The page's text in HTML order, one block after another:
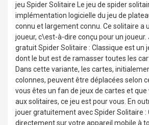
jeu Spider Solitaire Le jeu de spider
implémentation logicielle du jeu de
connu et largement connu. Ce solitaire a
joueur, c\est-à-dire conçu pour un joueur.
gratuit Spider Solitaire : Classique est un
dont le but est de ramasser toutes les
Dans cette variante, les cartes,
colonnes, peuvent être déplacées selon
vous êtes un fan de jeux de cartes et
aux solitaires, ce jeu est pour vous. En
jouer gratuitement avec Spider Solitaire :
directement sur votre appareil mobile à